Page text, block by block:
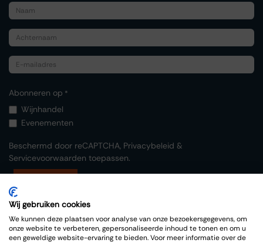
Abonneren op *
Wijnhandel
Evenementen
Beschermd door reCAPTCHA, Privacybeleid &
Servicevoorwaarden toepassen.
Wij gebruiken cookies
We kunnen deze plaatsen voor analyse van onze bezoekersgegevens, om
onze website te verbeteren, gepersonaliseerde inhoud te tonen en om u
een geweldige website-ervaring te bieden. Voor meer informatie over de